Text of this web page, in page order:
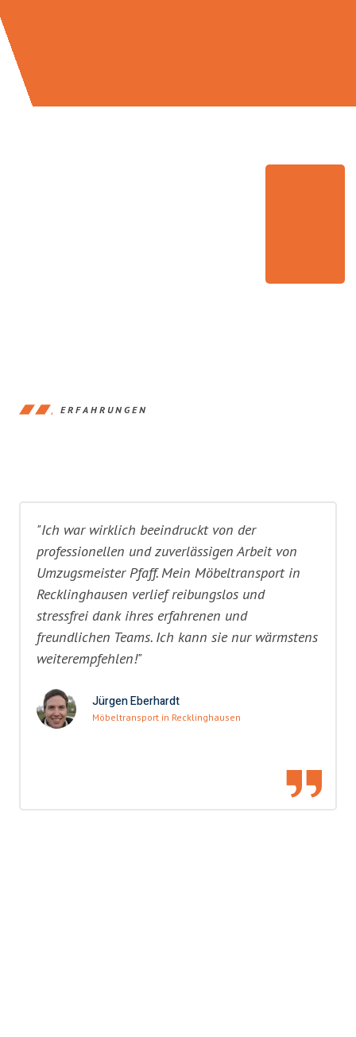
ERFAHRUNGEN
"Ich war wirklich beeindruckt von der
professionellen und zuverlässigen Arbeit von
Umzugsmeister Pfaff. Mein Möbeltransport in
Recklinghausen verlief reibungslos und
stressfrei dank ihres erfahrenen und
freundlichen Teams. Ich kann sie nur wärmstens
weiterempfehlen!"
Jürgen Eberhardt
Möbeltransport in Recklinghausen